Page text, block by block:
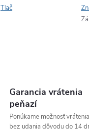
Tlač
Garancia vrátenia
peňazí
Ponúkame možnosť
bez udania dôvodu do 14